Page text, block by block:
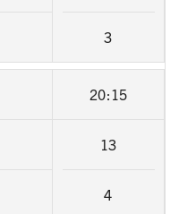
3
20:15
13
4